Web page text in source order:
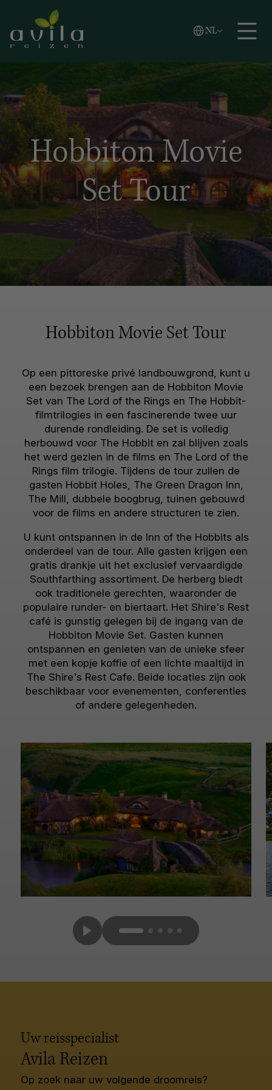
Zoeken
NL
Vlaams
English
Hobbiton Movie
Set Tour
Hobbiton Movie Set Tour
Op een pittoreske privé landbouwgrond, kunt u
een bezoek brengen aan de Hobbiton Movie
Set van The Lord of the Rings en The Hobbit-
filmtrilogies in een fascinerende twee uur
durende rondleiding. De set is volledig
herbouwd voor The Hobbit en zal blijven zoals
het werd gezien in de films en The Lord of the
Rings film trilogie. Tijdens de tour zullen de
gasten Hobbit Holes, The Green Dragon Inn,
The Mill, dubbele boogbrug, tuinen gebouwd
voor de films en andere structuren te zien.
U kunt ontspannen in de Inn of the Hobbits als
onderdeel van de tour. Alle gasten krijgen een
gratis drankje uit het exclusief vervaardigde
Southfarthing assortiment. De herberg biedt
ook traditionele gerechten, waaronder de
populaire runder- en biertaart. Het Shire's Rest
café is gunstig gelegen bij de ingang van de
Hobbiton Movie Set. Gasten kunnen
ontspannen en genieten van de unieke sfeer
met een kopje koffie of een lichte maaltijd in
The Shire's Rest Cafe. Beide locaties zijn ook
beschikbaar voor evenementen, conferenties
of andere gelegenheden.
Uw reisspecialist
Avila Reizen
Op zoek naar uw volgende droomreis?